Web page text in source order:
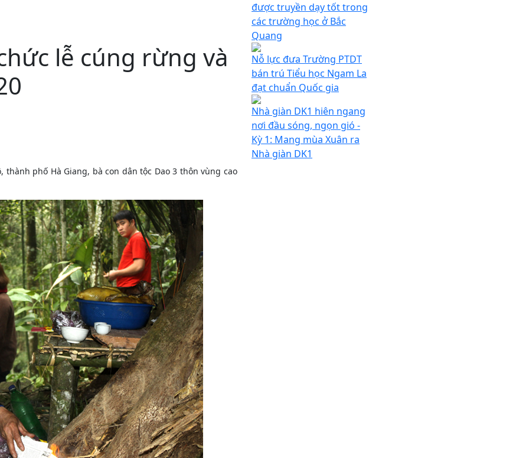
lễ cúng rừng và
phố Hà Giang, bà con dân tộc Dao 3 thôn vùng cao
được truyền dạy tốt trong
các trường học ở Bắc
Quang
Nỗ lực đưa Trường PTDT
bán trú Tiểu học Ngam La
đạt chuẩn Quốc gia
Nhà giàn DK1 hiên ngang
nơi đầu sóng, ngọn gió -
Kỳ 1: Mang mùa Xuân ra
Nhà giàn DK1